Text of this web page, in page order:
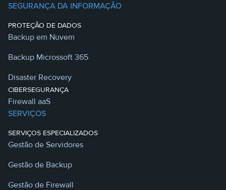
SEGURANÇA DA INFORMAÇÃO
PROTEÇÃO DE DADOS
Backup em Nuvem
Backup Microssoft 365
Disaster Recovery
CIBERSEGURANÇA
Firewall aaS
SERVIÇOS
SERVIÇOS ESPECIALIZADOS
Gestão de Servidores
Gestão de Backup
Gestão de Firewall